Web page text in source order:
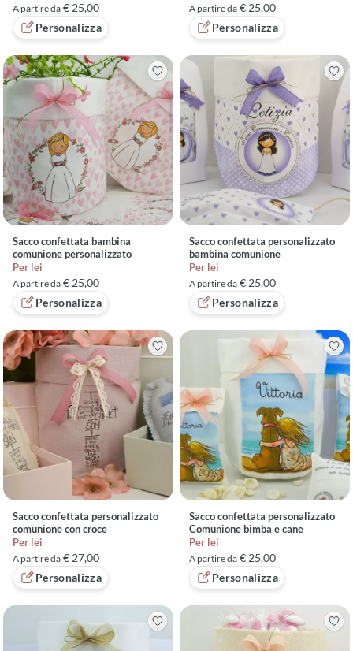
A partire da € 25,00
Personalizza
A partire da € 25,00
Personalizza
Sacco confettata bambina
comunione personalizzato
Per lei
A partire da € 25,00
Personalizza
Sacco confettata personalizzato
bambina comunione
Per lei
A partire da € 25,00
Personalizza
Sacco confettata personalizzato
comunione con croce
Per lei
A partire da € 27,00
Personalizza
Sacco confettata personalizzato
Comunione bimba e cane
Per lei
A partire da € 25,00
Personalizza